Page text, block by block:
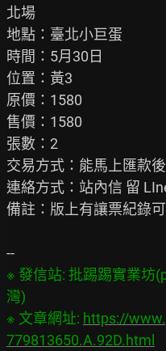
北場
地點：臺北小巨蛋
時間：5月30日
位置：黃3
原價：1580
售價：1580
張數：2
交易方式：能馬上匯款
連絡方式：站內信 留
備註：版上有讓票紀錄
※ 發信站: 批踢踢實業坊
灣)
※ 文章網址: https://
779813650.A.92D.html